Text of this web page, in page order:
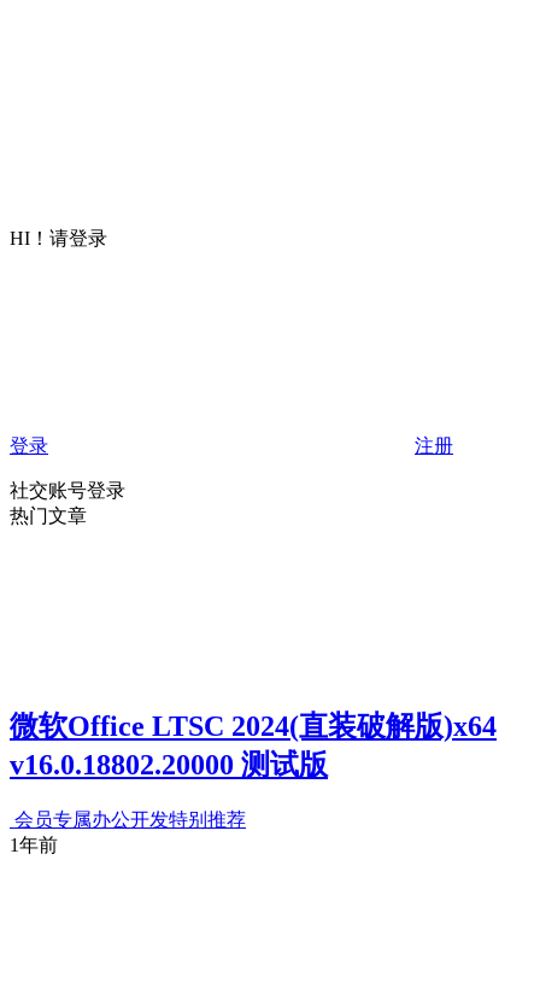
HI！请登录
登录 注册
社交账号登录
热门文章
微软Office LTSC 2024(直装破解版)x64
v16.0.18802.20000 测试版
会员专属办公开发特别推荐
1年前